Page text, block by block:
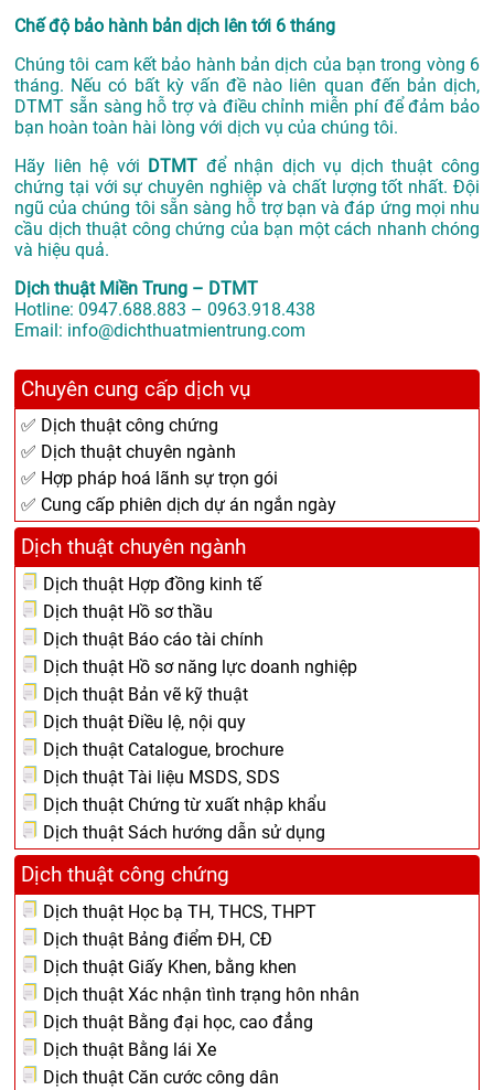
Chế độ bảo hành bản dịch lên tới 6 tháng
Chúng tôi cam kết bảo hành bản dịch của bạn trong vòng 6
tháng. Nếu có bất kỳ vấn đề nào liên quan đến bản dịch,
DTMT sẵn sàng hỗ trợ và điều chỉnh miễn phí để đảm bảo
bạn hoàn toàn hài lòng với dịch vụ của chúng tôi.
Hãy liên hệ với DTMT để nhận dịch vụ dịch thuật công
chứng tại với sự chuyên nghiệp và chất lượng tốt nhất. Đội
ngũ của chúng tôi sẵn sàng hỗ trợ bạn và đáp ứng mọi nhu
cầu dịch thuật công chứng của bạn một cách nhanh chóng
và hiệu quả.
Dịch thuật Miền Trung – DTMT
Hotline: 0947.688.883 – 0963.918.438
Email: info@dichthuatmientrung.com
Chuyên cung cấp dịch vụ
✅ Dịch thuật công chứng
✅ Dịch thuật chuyên ngành
✅ Hợp pháp hoá lãnh sự trọn gói
✅ Cung cấp phiên dịch dự án ngắn ngày
Dịch thuật chuyên ngành
Dịch thuật Hợp đồng kinh tế
Dịch thuật Hồ sơ thầu
Dịch thuật Báo cáo tài chính
Dịch thuật Hồ sơ năng lực doanh nghiệp
Dịch thuật Bản vẽ kỹ thuật
Dịch thuật Điều lệ, nội quy
Dịch thuật Catalogue, brochure
Dịch thuật Tài liệu MSDS, SDS
Dịch thuật Chứng từ xuất nhập khẩu
Dịch thuật Sách hướng dẫn sử dụng
Dịch thuật công chứng
Dịch thuật Học bạ TH, THCS, THPT
Dịch thuật Bảng điểm ĐH, CĐ
Dịch thuật Giấy Khen, bằng khen
Dịch thuật Xác nhận tình trạng hôn nhân
Dịch thuật Bằng đại học, cao đẳng
Dịch thuật Bằng lái Xe
Dịch thuật Căn cước công dân